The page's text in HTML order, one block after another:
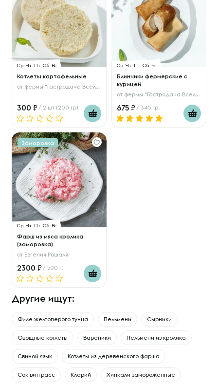
Ср Чт Пт Сб Вс
Котлеты картофельные
от фермы "Гастродача Вселуг"
300 / 2 шт (200 гр)
Ср Чт Пт Сб Вс
Блинчики фермерские с
курицей
от фермы "Гастродача Вселуг"
675 / 345 гр.
Заморозка
Ср Чт Пт Сб Вс
Фарш из мяса кролика
(заморозка)
от Евгения Рошаля
2300 / 500 г.
Другие ищут:
Филе желтоперого тунца Пельмени Сырники
Овощные котлеты Вареники Пельмени из кролика
Свиной язык Котлеты из деревенского фарша
Сок витграсс Кларий Хинкали замороженные